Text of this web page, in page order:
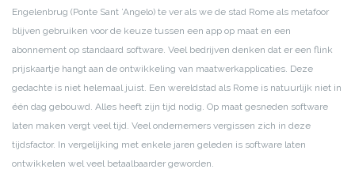
Engelenbrug (Ponte Sant ’Angelo) te ver als we de stad Rome als metafoor
blijven gebruiken voor de keuze tussen een app op maat en een
abonnement op standaard software. Veel bedrijven denken dat er een flink
prijskaartje hangt aan de ontwikkeling van maatwerkapplicaties. Deze
gedachte is niet helemaal juist. Een wereldstad als Rome is natuurlijk niet in
één dag gebouwd. Alles heeft zijn tijd nodig. Op maat gesneden software
laten maken vergt veel tijd. Veel ondernemers vergissen zich in deze
tijdsfactor. In vergelijking met enkele jaren geleden is software laten
ontwikkelen wel veel betaalbaarder geworden.